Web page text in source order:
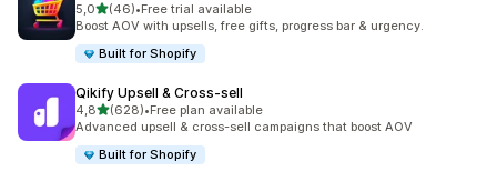
5,0de 5 estrelas
(46)
46 total de avaliações
•Free trial available
Boost AOV with upsells, free gifts, progress bar & urgency.
Built for Shopify
Qikify Upsell & Cross‑sell
4,8de 5 estrelas
(628)
628 total de avaliações
•Free plan available
Advanced upsell & cross-sell campaigns that boost AOV
Built for Shopify